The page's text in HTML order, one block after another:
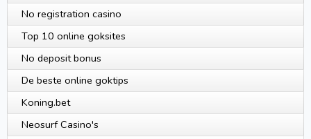
No registration casino
Top 10 online goksites
No deposit bonus
De beste online goktips
Koning.bet
Neosurf Casino's